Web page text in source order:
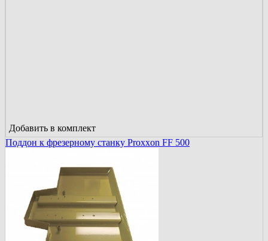
Добавить в комплект
Поддон к фрезерному станку Proxxon FF 500